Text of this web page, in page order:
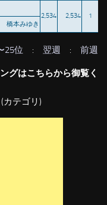
2,534
2,534
1
橋本みゆき
25位 : 翌週 : 前週
グはこちらから御覧く
(カテゴリ)